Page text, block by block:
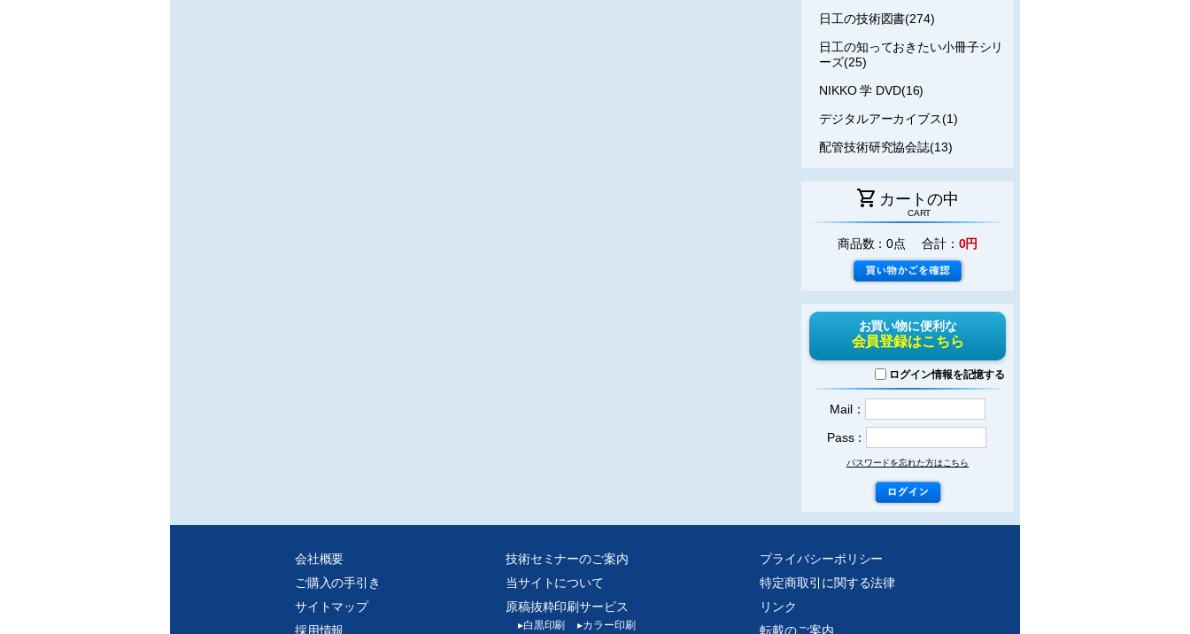
日工の技術図書(274)
日工の知っておきたい小冊子シリ
ーズ(25)
NIKKO 学 DVD(16)
デジタルアーカイブス(1)
配管技術研究協会誌(13)
shopping_cart カートの中
CART
商品数：0点 合計： 0円
お買い物に便利な
会員登録はこちら
ログイン情報を記憶する
Mail：
Pass：
パスワードを忘れた方はこちら
会社概要
ご購入の手引き
サイトマップ
採用情報
技術セミナーのご案内
当サイトについて
原稿抜粋印刷サービス
▸白黒印刷 ▸カラー印刷
プライバシーポリシー
特定商取引に関する法律
リンク
転載のご案内